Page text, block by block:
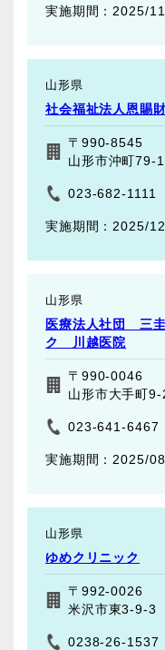
2025/
山形県
社会福祉法人恩賜
〒990-8545
山形市沖町79-1
023-682-1111
2025/
山形県
医療法人社団 三
ク 川越医院
〒990-0046
山形市大手町9-
023-641-6467
2025/
山形県
ゆめクリニック
〒992-0026
米沢市東3-9-3
0238-26-1537